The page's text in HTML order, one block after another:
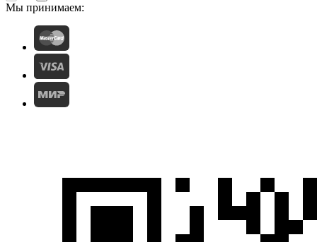
Мы принимаем: